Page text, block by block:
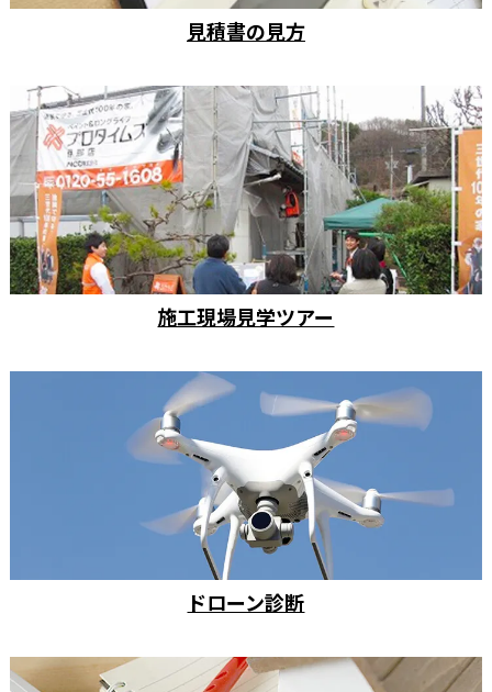
見積書の見方
施工現場見学ツアー
ドローン診断